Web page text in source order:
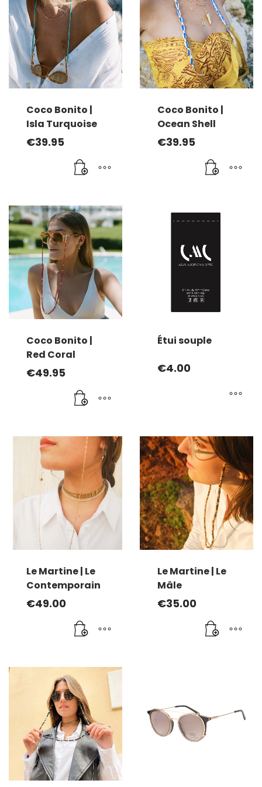
Coco Bonito |
Isla Turquoise
€39.95
Coco Bonito |
Ocean Shell
€39.95
Coco Bonito |
Red Coral
€49.95
Étui souple
€4.00
a
plusieurs
variations.
Les
options
peuvent
être
choisies
sur
page
Le Martine | Le
Contemporain
€49.00
Le Martine | Le
Mâle
€35.00